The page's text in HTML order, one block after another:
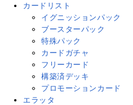
カードリスト
イグニッションパック
ブースターパック
特殊パック
カードガチャ
フリーカード
構築済デッキ
プロモーションカード
エラッタ